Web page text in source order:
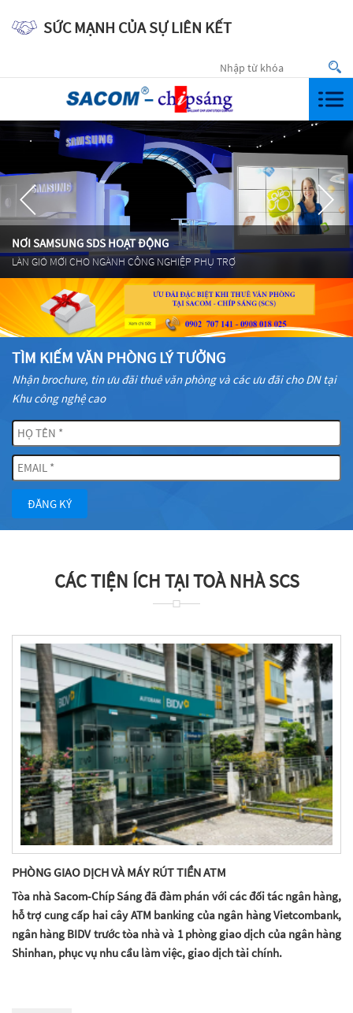
SỨC MẠNH CỦA SỰ LIÊN KẾT
NƠI SAMSUNG SDS HOẠT ĐỘNG
LÀN GIÓ MỚI CHO NGÀNH CÔNG NGHIỆP PHỤ TRỢ
TÌM KIẾM VĂN PHÒNG LÝ TƯỞNG
Nhận brochure, tin ưu đãi thuê văn phòng và các ưu đãi cho DN tại
Khu công nghệ cao
ĐĂNG KÝ
CÁC TIỆN ÍCH TẠI TOÀ NHÀ SCS
PHÒNG GIAO DỊCH VÀ MÁY RÚT TIỀN ATM
Tòa nhà Sacom-Chíp Sáng đã đàm phán với các đối tác ngân hàng,
hỗ trợ cung cấp hai cây ATM banking của ngân hàng Vietcombank,
ngân hàng BIDV trước tòa nhà và 1 phòng giao dịch của ngân hàng
Shinhan, phục vụ nhu cầu làm việc, giao dịch tài chính.